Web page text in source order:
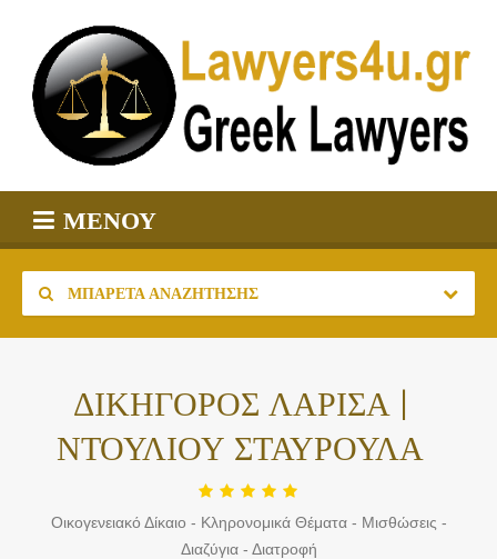
ΜΕΝΟΎ
ΜΠΑΡΈΤΑ ΑΝΑΖΉΤΗΣΗΣ
ΔΙΚΗΓΟΡΟΣ ΛΑΡΙΣΑ |
ΝΤΟΥΛΙΟΥ ΣΤΑΥΡΟΥΛΑ
Οικογενειακό Δίκαιο - Κληρονομικά Θέματα - Μισθώσεις -
Διαζύγια - Διατροφή